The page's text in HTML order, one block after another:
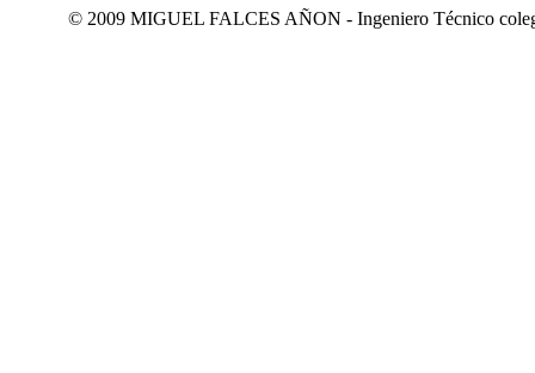
© 2009 MIGUEL FALCES AÑON - Ingeniero Técnico